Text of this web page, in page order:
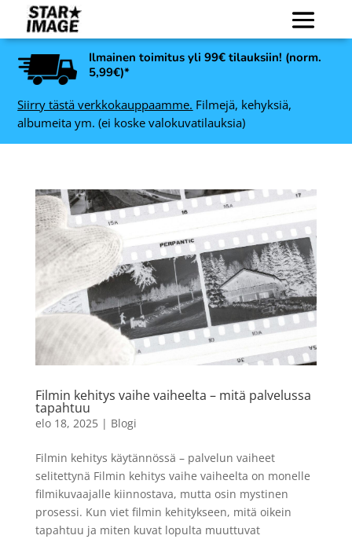
Ilmainen toimitus yli 99€ tilauksiin! (norm.
5,99€)*
Siirry tästä verkkokauppaamme. Filmejä, kehyksiä,
albumeita ym. (ei koske valokuvatilauksia)
Filmin kehitys vaihe vaiheelta – mitä palvelussa
tapahtuu
elo 18, 2025| Blogi
Filmin kehitys käytännössä – palvelun vaiheet
selitettynä Filmin kehitys vaihe vaiheelta on monelle
filmikuvaajalle kiinnostava, mutta osin mystinen
prosessi. Kun viet filmin kehitykseen, mitä oikein
tapahtuu ja miten kuvat lopulta muuttuvat
Kodak Snapic A1
filmikamera, Ivory White